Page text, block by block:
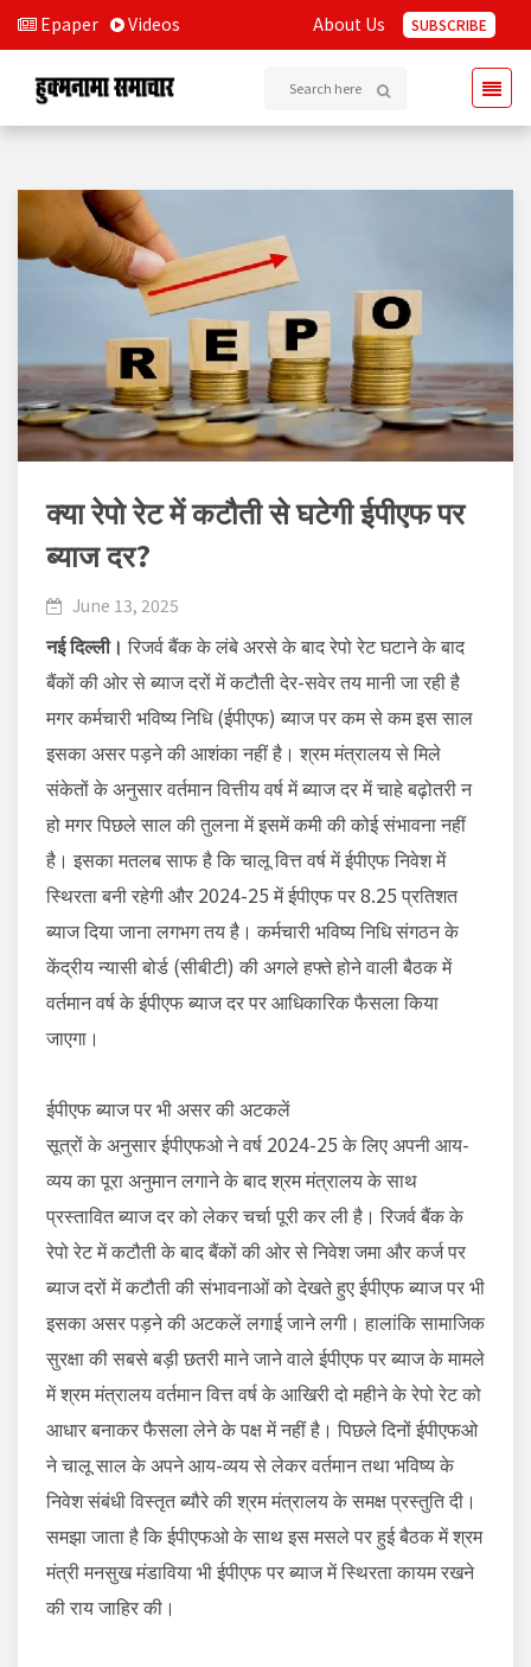
Epaper Videos About Us SUBSCRIBE
क्या रेपो रेट में कटौती से घटेगी ईपीएफ पर
ब्याज दर?
June 13, 2025
नई दिल्ली। रिजर्व बैंक के लंबे अरसे के बाद रेपो रेट घटाने के बाद
बैंकों की ओर से ब्याज दरों में कटौती देर-सवेर तय मानी जा रही है
मगर कर्मचारी भविष्य निधि (ईपीएफ) ब्याज पर कम से कम इस साल
इसका असर पड़ने की आशंका नहीं है। श्रम मंत्रालय से मिले
संकेतों के अनुसार वर्तमान वित्तीय वर्ष में ब्याज दर में चाहे बढ़ोतरी न
हो मगर पिछले साल की तुलना में इसमें कमी की कोई संभावना नहीं
है। इसका मतलब साफ है कि चालू वित्त वर्ष में ईपीएफ निवेश में
स्थिरता बनी रहेगी और 2024-25 में ईपीएफ पर 8.25 प्रतिशत
ब्याज दिया जाना लगभग तय है। कर्मचारी भविष्य निधि संगठन के
केंद्रीय न्यासी बोर्ड (सीबीटी) की अगले हफ्ते होने वाली बैठक में
वर्तमान वर्ष के ईपीएफ ब्याज दर पर आधिकारिक फैसला किया
जाएगा।
ईपीएफ ब्याज पर भी असर की अटकलें
सूत्रों के अनुसार ईपीएफओ ने वर्ष 2024-25 के लिए अपनी आय-
व्यय का पूरा अनुमान लगाने के बाद श्रम मंत्रालय के साथ
प्रस्तावित ब्याज दर को लेकर चर्चा पूरी कर ली है। रिजर्व बैंक के
रेपो रेट में कटौती के बाद बैंकों की ओर से निवेश जमा और कर्ज पर
ब्याज दरों में कटौती की संभावनाओं को देखते हुए ईपीएफ ब्याज पर भी
इसका असर पड़ने की अटकलें लगाई जाने लगी। हालांकि सामाजिक
सुरक्षा की सबसे बड़ी छतरी माने जाने वाले ईपीएफ पर ब्याज के मामले
में श्रम मंत्रालय वर्तमान वित्त वर्ष के आखिरी दो महीने के रेपो रेट को
आधार बनाकर फैसला लेने के पक्ष में नहीं है। पिछले दिनों ईपीएफओ
ने चालू साल के अपने आय-व्यय से लेकर वर्तमान तथा भविष्य के
निवेश संबंधी विस्तृत ब्यौरे की श्रम मंत्रालय के समक्ष प्रस्तुति दी।
समझा जाता है कि ईपीएफओ के साथ इस मसले पर हुई बैठक में श्रम
मंत्री मनसुख मंडाविया भी ईपीएफ पर ब्याज में स्थिरता कायम रखने
की राय जाहिर की।